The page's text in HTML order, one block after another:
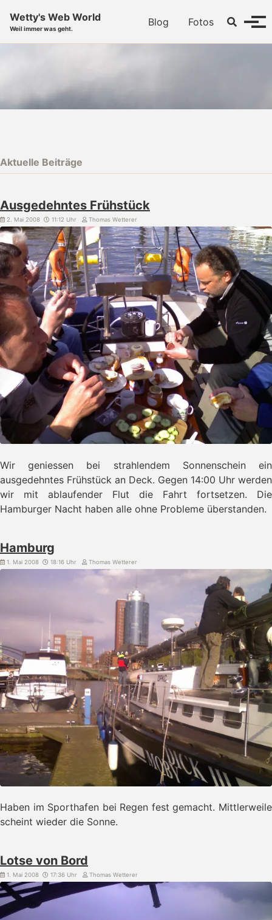
Wetty's Web World
Weil immer was geht.
Blog Fotos Toggle
Aktuelle Beiträge
Ausgedehntes Frühstück
2. Mai 2008 11:12 Uhr Thomas Wetterer
Wir geniessen bei strahlendem Sonnenschein ein
ausgedehntes Frühstück an Deck. Gegen 14:00 Uhr werden
wir mit ablaufender Flut die Fahrt fortsetzen. Die
Hamburger Nacht haben alle ohne Probleme überstanden.
Hamburg
1. Mai 2008 18:16 Uhr Thomas Wetterer
Haben im Sporthafen bei Regen fest gemacht. Mittlerweile
scheint wieder die Sonne.
Lotse von Bord
1. Mai 2008 17:36 Uhr Thomas Wetterer